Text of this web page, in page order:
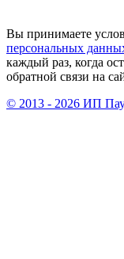
Вы принимаете
персональных
каждый раз, когда
обратной связи на
© 2013 - 2026 ИП